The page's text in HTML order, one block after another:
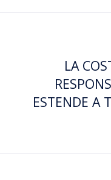
LA
ESTENDE A